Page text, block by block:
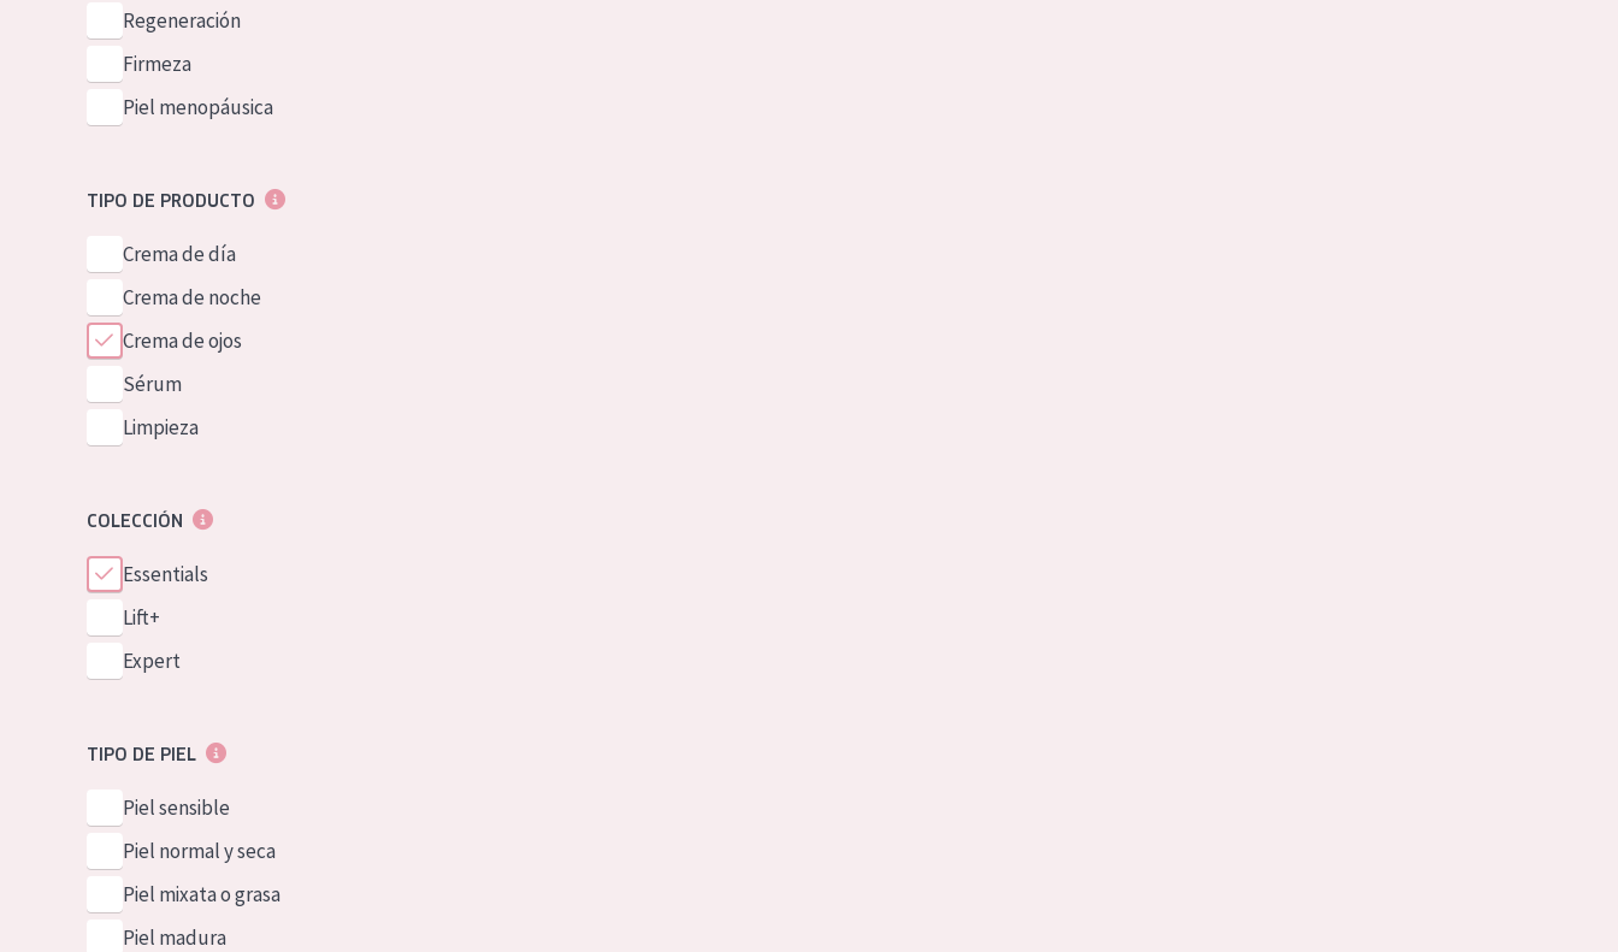
German
Spanish
Greek
Regeneración
Firmeza
Piel menopáusica
TIPO DE PRODUCTO
Crema de día
Crema de noche
Crema de ojos
Sérum
Limpieza
COLECCIÓN
Essentials
Lift+
Expert
TIPO DE PIEL
Piel sensible
Piel normal y seca
Piel mixata o grasa
Piel madura